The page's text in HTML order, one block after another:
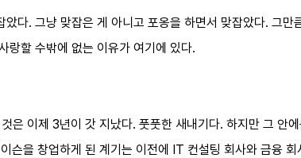
다. 그냥 맞잡은 게 아니고 포옹을 하면서 맞잡았다. 그
랑할 수밖에 없는 이유가 여기에 있다.
은 이제 3년이 갓 지났다. 풋풋한 새내기다. 하지만 그 안
슨을 창업하게 된 계기는 이전에 IT 컨설팅 회사와 금융